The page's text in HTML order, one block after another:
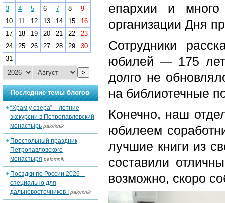
епархии и много
организации Дня
Сотрудники
юбилей — 175
долго не
на библиотечные
Конечно, наш
юбилеем
лучшие книги из
составили
возможно, скоро
3
4 5 6 7 8
9
10
11 12 13 14 15
16
17
18 19 20 21 22
23
24
25 26 27 28 29
30
31
>
Последние темы блогов
“Храм у озера” – летние
экскурсии в Петропавловский
монастырь palomnik
Престольный праздник
Петропавловского
монастыря palomnik
Поездки по России 2026 –
специально для
дальневосточников ! palomnik